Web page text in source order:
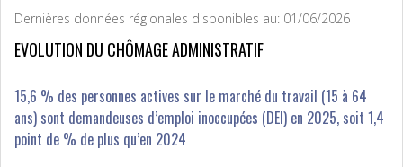
Dernières données régionales disponibles au: 01/06/2026
EVOLUTION DU CHÔMAGE ADMINISTRATIF
15,6 % des personnes actives sur le marché du travail (15 à 64
ans) sont demandeuses d’emploi inoccupées (DEI) en 2025, soit 1,4
point de % de plus qu’en 2024